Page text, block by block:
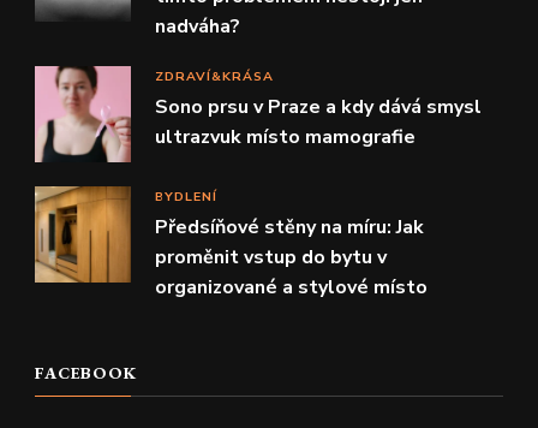
nadváha?
ZDRAVÍ&KRÁSA
Sono prsu v Praze a kdy dává smysl
ultrazvuk místo mamografie
BYDLENÍ
Předsíňové stěny na míru: Jak
proměnit vstup do bytu v
organizované a stylové místo
FACEBOOK